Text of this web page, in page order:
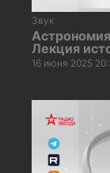
Звук
Лекция
16 июня 2025